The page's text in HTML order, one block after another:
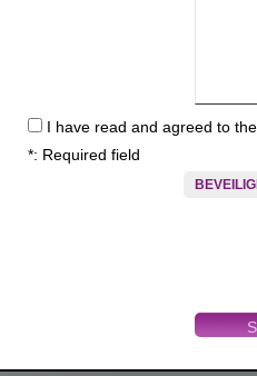
I have read and agreed to the
*: Required field